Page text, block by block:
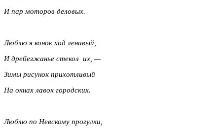
И пар моторов деловых.
Люблю я конок ход ленивый,
И дребезжанье стекол их, —
Зимы рисунок прихотливый
На окнах лавок городских.
Люблю по Невскому прогулки,